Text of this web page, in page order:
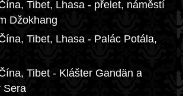
Tibet, Lhasa - přelet, náměstí
Džokhang
Tibet, Lhasa - Palác Potála,
Tibet - Klášter Gandän a
Sera